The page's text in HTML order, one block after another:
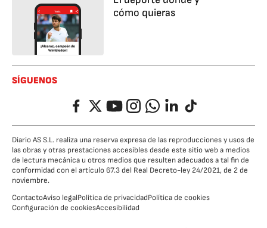
cómo quieras
SÍGUENOS
FacebookTwitterYouTubeInstagramWhatsappLinkedIn
TikTok
Diario AS S.L. realiza una reserva expresa de las reproducciones y usos de
las obras y otras prestaciones accesibles desde este sitio web a medios
de lectura mecánica u otros medios que resulten adecuados a tal fin de
conformidad con el artículo 67.3 del Real Decreto-ley 24/2021, de 2 de
noviembre.
ContactoAviso legalPolítica de privacidadPolítica de cookies
Configuración de cookiesAccesibilidad